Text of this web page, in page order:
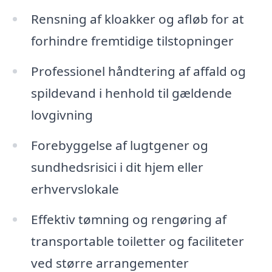
Rensning af kloakker og afløb for at
forhindre fremtidige tilstopninger
Professionel håndtering af affald og
spildevand i henhold til gældende
lovgivning
Forebyggelse af lugtgener og
sundhedsrisici i dit hjem eller
erhvervslokale
Effektiv tømning og rengøring af
transportable toiletter og faciliteter
ved større arrangementer